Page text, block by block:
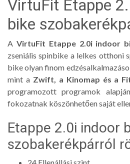
VirtuFit Etappe
bike
A VirtuFit Etappe 2.0i indoor
zseniális spinbike a lelkes otthoni
bike olyan finom
mint a Zwift, a Kinomap és a
programozott programok
fokozatnak köszönhetően saját
Etappe 2.0i indoor
szobakerékpárról